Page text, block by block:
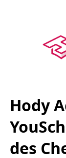
Hody
des